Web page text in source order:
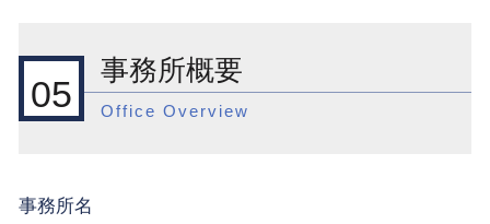
05
事務所概要
Office Overview
事務所名